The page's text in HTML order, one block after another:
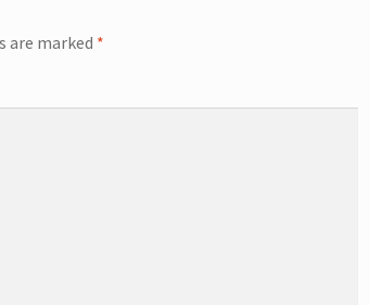
are marked *